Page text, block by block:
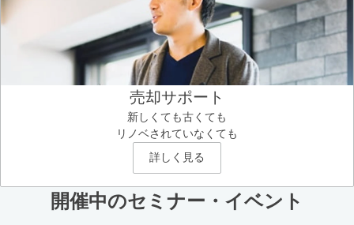
売却サポート
新しくても古くても
リノベされていなくても
詳しく見る
開催中のセミナー・イベント